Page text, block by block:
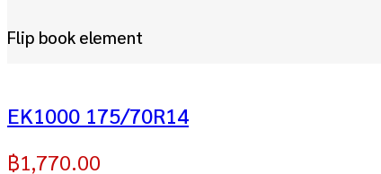
Flip book element
EK1000 175/70R14
฿1,770.00